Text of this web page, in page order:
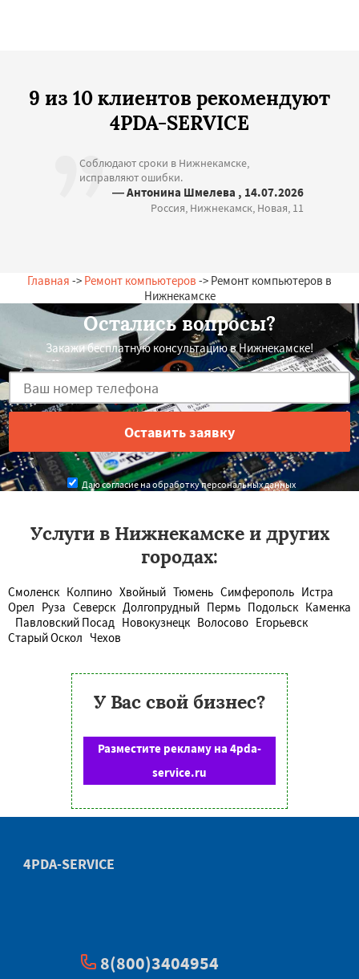
9 из 10 клиентов рекомендуют
4PDA-SERVICE
Соблюдают сроки в Нижнекамске,
исправляют ошибки.
— Антонина Шмелева , 14.07.2026
Россия, Нижнекамск, Новая, 11
Главная -> Ремонт компьютеров -> Ремонт компьютеров в
Нижнекамске
Остались вопросы?
Закажи бесплатную консультацию в Нижнекамске!
Даю согласие на обработку персональных данных
Услуги в Нижнекамске и других
городах:
Смоленск Колпино Хвойный Тюмень Симферополь Истра
Орел Руза Северск Долгопрудный Пермь Подольск Каменка
Павловский Посад Новокузнецк Волосово Егорьевск
Старый Оскол Чехов
У Вас свой бизнес?
Разместите рекламу на 4pda-
service.ru
4PDA-SERVICE
8(800)3404954